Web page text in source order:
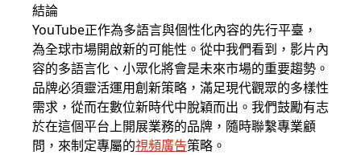
結論
YouTube正作為多語言與個性化內容的先行平臺，
為全球市場開啟新的可能性。從中我們看到，影片內
容的多語言化、小眾化將會是未來市場的重要趨勢。
品牌必須靈活運用創新策略，滿足現代觀眾的多樣性
需求，從而在數位新時代中脫穎而出。我們鼓勵有志
於在這個平台上開展業務的品牌，隨時聯繫專業顧
問，來制定專屬的視頻廣告策略。